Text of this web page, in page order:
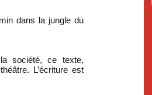
dans la jungle du
la société, ce texte,
L’écriture est